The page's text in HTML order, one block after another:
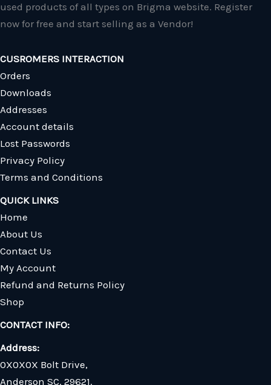
used products of all types on Brigma website. Register
now for free and start selling as a Vendor!
CUSROMERS INTERACTION
Orders
Downloads
Addresses
Account details
Lost Passwords
Privacy Policy
Terms and Conditions
QUICK LINKS
Home
About Us
Contact Us
My Account
Refund and Returns Policy
Shop
CONTACT INFO:
Address:
0X0X0X Bolt Drive,
Anderson SC. 29621.